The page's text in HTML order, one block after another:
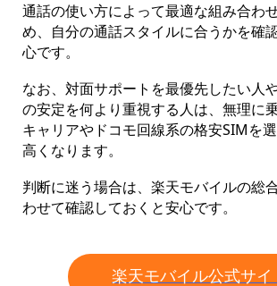
通話の使い方によって最適な組み合わ
め、自分の通話スタイルに合うかを確
心です。
なお、対面サポートを最優先したい人
の安定を何より重視する人は、無理に
キャリアやドコモ回線系の格安SIMを
高くなります。
判断に迷う場合は、楽天モバイルの総
わせて確認しておくと安心です。
楽天モバイル公式サイ